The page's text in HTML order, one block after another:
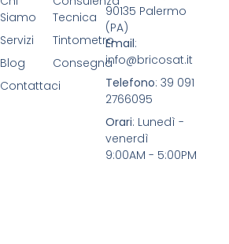
Tecnica
Tintometro
Consegna
Siamo
Servizi
Blog
Contattaci
90135 Palermo
(PA)
Email:
info@bricosat.it
Telefono: 39 091
2766095
Orari: Lunedì -
venerdì
9:00AM - 5:00PM